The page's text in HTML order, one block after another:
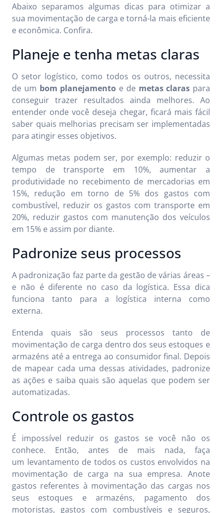
Abaixo separamos algumas dicas para otimizar a
sua movimentação de carga e torná-la mais eficiente
e econômica. Confira.
Planeje e tenha metas claras
O setor logístico, como todos os outros, necessita
de um bom planejamento e de metas claras para
conseguir trazer resultados ainda melhores. Ao
entender onde você deseja chegar, ficará mais fácil
saber quais melhorias precisam ser implementadas
para atingir esses objetivos.
Algumas metas podem ser, por exemplo: reduzir o
tempo de transporte em 10%, aumentar a
produtividade no recebimento de mercadorias em
15%, redução em torno de 5% dos gastos com
combustível, reduzir os gastos com transporte em
20%, reduzir gastos com manutenção dos veículos
em 15% e assim por diante.
Padronize seus processos
A padronização faz parte da gestão de várias áreas –
e não é diferente no caso da logística. Essa dica
funciona tanto para a logística interna como
externa.
Entenda quais são seus processos tanto de
movimentação de carga dentro dos seus estoques e
armazéns até a entrega ao consumidor final. Depois
de mapear cada uma dessas atividades, padronize
as ações e saiba quais são aquelas que podem ser
automatizadas.
Controle os gastos
É impossível reduzir os gastos se você não os
conhece. Então, antes de mais nada, faça
um levantamento de todos os custos envolvidos na
movimentação de carga na sua empresa. Anote
gastos referentes à movimentação das cargas nos
seus estoques e armazéns, pagamento dos
motoristas, gastos com combustíveis e seguros,